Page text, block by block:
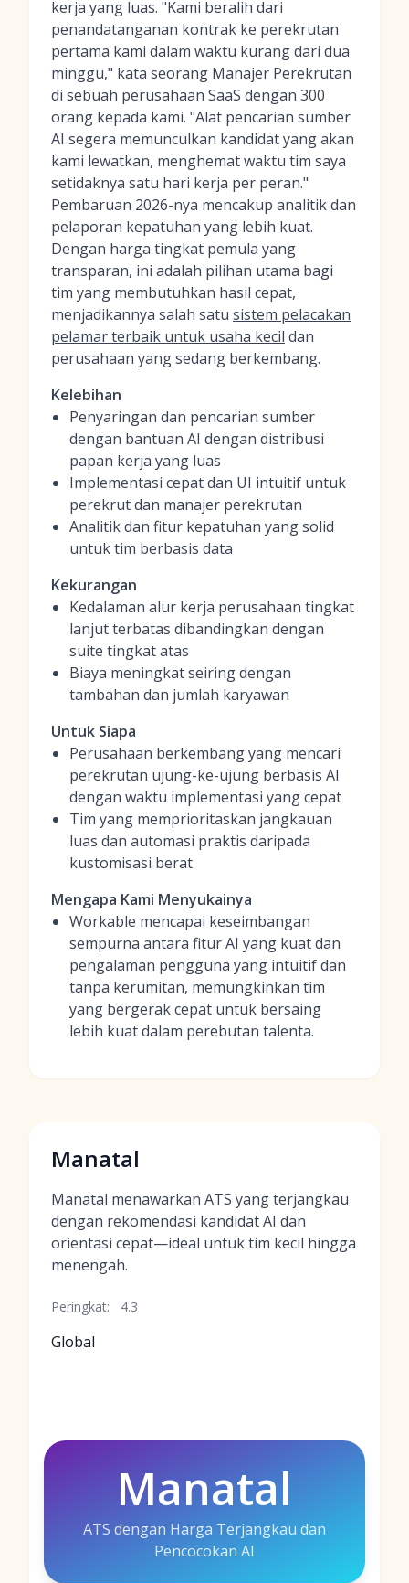
kerja yang luas. "Kami beralih dari
penandatanganan kontrak ke perekrutan
pertama kami dalam waktu kurang dari dua
minggu," kata seorang Manajer Perekrutan
di sebuah perusahaan SaaS dengan 300
orang kepada kami. "Alat pencarian sumber
AI segera memunculkan kandidat yang akan
kami lewatkan, menghemat waktu tim saya
setidaknya satu hari kerja per peran."
Pembaruan 2026-nya mencakup analitik dan
pelaporan kepatuhan yang lebih kuat.
Dengan harga tingkat pemula yang
transparan, ini adalah pilihan utama bagi
tim yang membutuhkan hasil cepat,
menjadikannya salah satu sistem pelacakan
pelamar terbaik untuk usaha kecil dan
perusahaan yang sedang berkembang.
Kelebihan
Penyaringan dan pencarian sumber
dengan bantuan AI dengan distribusi
papan kerja yang luas
Implementasi cepat dan UI intuitif untuk
perekrut dan manajer perekrutan
Analitik dan fitur kepatuhan yang solid
untuk tim berbasis data
Kekurangan
Kedalaman alur kerja perusahaan tingkat
lanjut terbatas dibandingkan dengan
suite tingkat atas
Biaya meningkat seiring dengan
tambahan dan jumlah karyawan
Untuk Siapa
Perusahaan berkembang yang mencari
perekrutan ujung-ke-ujung berbasis AI
dengan waktu implementasi yang cepat
Tim yang memprioritaskan jangkauan
luas dan automasi praktis daripada
kustomisasi berat
Mengapa Kami Menyukainya
Workable mencapai keseimbangan
sempurna antara fitur AI yang kuat dan
pengalaman pengguna yang intuitif dan
tanpa kerumitan, memungkinkan tim
yang bergerak cepat untuk bersaing
lebih kuat dalam perebutan talenta.
Manatal
Manatal menawarkan ATS yang terjangkau
dengan rekomendasi kandidat AI dan
orientasi cepat—ideal untuk tim kecil hingga
menengah.
Peringkat: 4.3
Global
Manatal
ATS dengan Harga Terjangkau dan
Pencocokan AI